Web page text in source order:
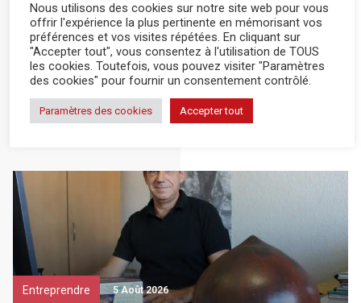
actualité 6 Août 2026
Entreprendre 5 Août 2026
Nous utilisons des cookies sur notre site web pour vous
offrir l'expérience la plus pertinente en mémorisant vos
préférences et vos visites répétées. En cliquant sur
"Accepter tout", vous consentez à l'utilisation de TOUS
les cookies. Toutefois, vous pouvez visiter "Paramètres
des cookies" pour fournir un consentement contrôlé.
Paramètres des cookies Accepter tout